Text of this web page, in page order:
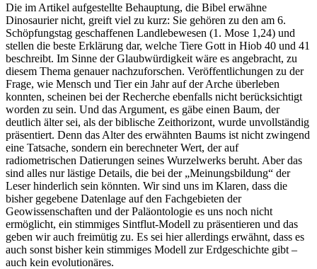
Die im Artikel aufgestellte Behauptung, die Bibel erwähne
Dinosaurier nicht, greift viel zu kurz: Sie gehören zu den am 6.
Schöpfungstag geschaffenen Landlebewesen (1. Mose 1,24) und
stellen die beste Erklärung dar, welche Tiere Gott in Hiob 40 und 41
beschreibt. Im Sinne der Glaubwürdigkeit wäre es angebracht, zu
diesem Thema genauer nachzuforschen. Veröffentlichungen zu der
Frage, wie Mensch und Tier ein Jahr auf der Arche überleben
konnten, scheinen bei der Recherche ebenfalls nicht berücksichtigt
worden zu sein. Und das Argument, es gäbe einen Baum, der
deutlich älter sei, als der biblische Zeithorizont, wurde unvollständig
präsentiert. Denn das Alter des erwähnten Baums ist nicht zwingend
eine Tatsache, sondern ein berechneter Wert, der auf
radiometrischen Datierungen seines Wurzelwerks beruht. Aber das
sind alles nur lästige Details, die bei der „Meinungsbildung“ der
Leser hinderlich sein könnten. Wir sind uns im Klaren, dass die
bisher gegebene Datenlage auf den Fachgebieten der
Geowissenschaften und der Paläontologie es uns noch nicht
ermöglicht, ein stimmiges Sintflut-Modell zu präsentieren und das
geben wir auch freimütig zu. Es sei hier allerdings erwähnt, dass es
auch sonst bisher kein stimmiges Modell zur Erdgeschichte gibt –
auch kein evolutionäres.